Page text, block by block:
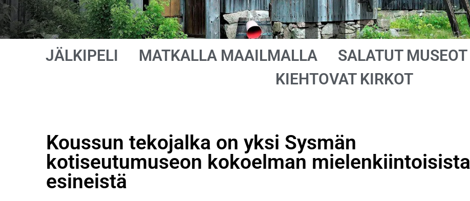
JÄLKIPELI MATKALLA MAAILMALLA SALATUT MUSEOT
KIEHTOVAT KIRKOT
Koussun tekojalka on yksi Sysmän
kotiseutumuseon kokoelman mielenkiintoisista
esineistä